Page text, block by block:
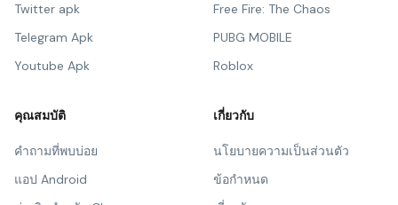
Twitter apk
Telegram Apk
Youtube Apk
Free Fire: The Chaos
PUBG MOBILE
Roblox
คุณสมบัติ
คำถามที่พบบ่อย
แอป Android
เกี่ยวกับ
นโยบายความเป็นส่วนตัว
ข้อกำหนด